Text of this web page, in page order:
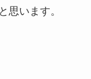
思います。